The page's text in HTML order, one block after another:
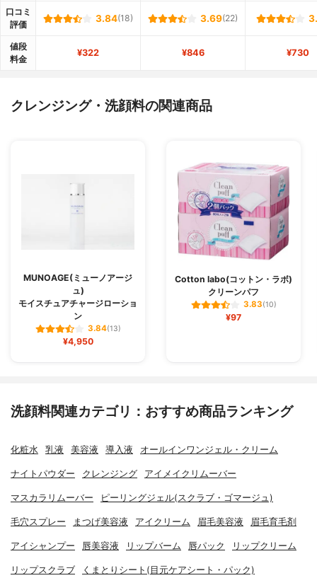
口コミ
評価
3.84(18) 3.69(22)
値段
料金
¥322 ¥846 ¥730
クレンジング・洗顔料の関連商品
MUNOAGE(ミューノアージ
ュ)
モイスチュアチャージローショ
ン
3.84(13)
¥4,950
Cotton labo(コットン・ラボ)
クリーンパフ
3.83(10)
¥97
洗顔料関連カテゴリ：おすすめ商品ランキング
化粧水 乳液 美容液 導入液 オールインワンジェル・クリーム
ナイトパウダー クレンジング アイメイクリムーバー
マスカラリムーバー ピーリングジェル(スクラブ・ゴマージュ)
毛穴スプレー まつげ美容液 アイクリーム 眉毛美容液 眉毛育毛剤
アイシャンプー 唇美容液 リップバーム 唇パック リップクリーム
リップスクラブ くまとりシート(目元ケアシート・パック)